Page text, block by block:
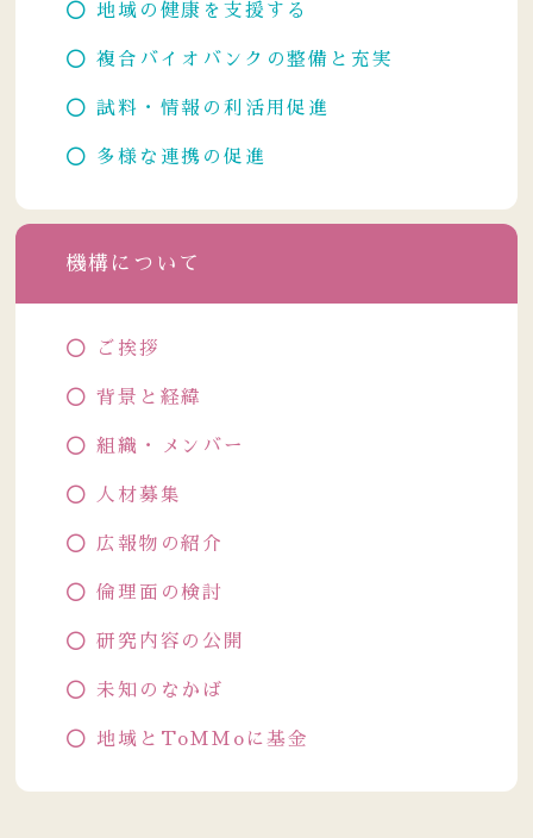
地域の健康を支援する
複合バイオバンクの整備と充実
試料・情報の利活用促進
多様な連携の促進
機構について
ご挨拶
背景と経緯
組織・メンバー
人材募集
広報物の紹介
倫理面の検討
研究内容の公開
未知のなかば
地域とToMMoに基金